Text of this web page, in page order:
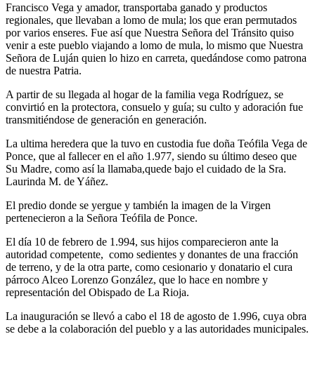
Francisco Vega y amador, transportaba ganado y productos
regionales, que llevaban a lomo de mula; los que eran permutados
por varios enseres. Fue así que Nuestra Señora del Tránsito quiso
venir a este pueblo viajando a lomo de mula, lo mismo que Nuestra
Señora de Luján quien lo hizo en carreta, quedándose como patrona
de nuestra Patria.
A partir de su llegada al hogar de la familia vega Rodríguez, se
convirtió en la protectora, consuelo y guía; su culto y adoración fue
transmitiéndose de generación en generación.
La ultima heredera que la tuvo en custodia fue doña Teófila Vega de
Ponce, que al fallecer en el año 1.977, siendo su último deseo que
Su Madre, como así la llamaba,quede bajo el cuidado de la Sra.
Laurinda M. de Yáñez.
El predio donde se yergue y también la imagen de la Virgen
pertenecieron a la Señora Teófila de Ponce.
El día 10 de febrero de 1.994, sus hijos comparecieron ante la
autoridad competente, como sedientes y donantes de una fracción
de terreno, y de la otra parte, como cesionario y donatario el cura
párroco Alceo Lorenzo González, que lo hace en nombre y
representación del Obispado de La Rioja.
La inauguración se llevó a cabo el 18 de agosto de 1.996, cuya obra
se debe a la colaboración del pueblo y a las autoridades municipales.